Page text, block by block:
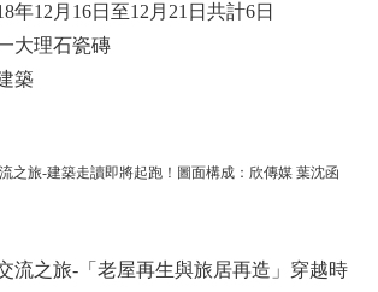
年12月16日至12月21日共計6日
大理石瓷磚
築
之旅-建築走讀即將起跑！圖面構成：欣傳媒 葉沈函
流之旅-「老屋再生與旅居再造」穿越時